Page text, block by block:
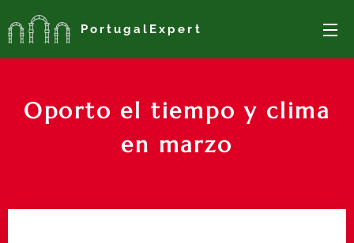
PortugalExpert
Oporto el tiempo y clima
en marzo